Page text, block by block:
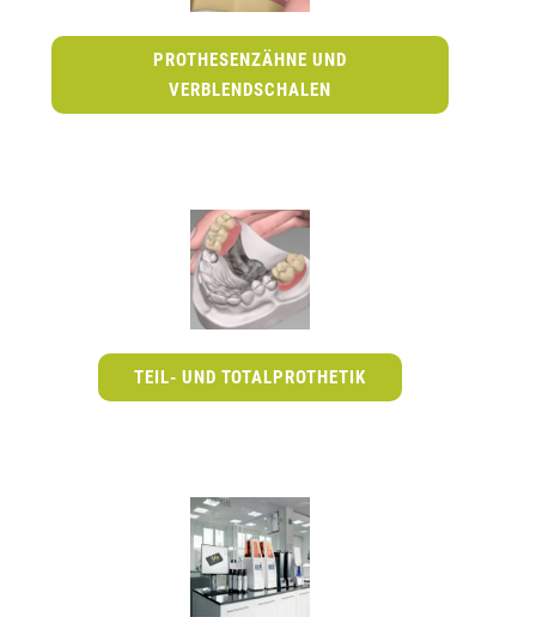
PROTHESENZÄHNE UND
VERBLENDSCHALEN
TEIL- UND TOTALPROTHETIK